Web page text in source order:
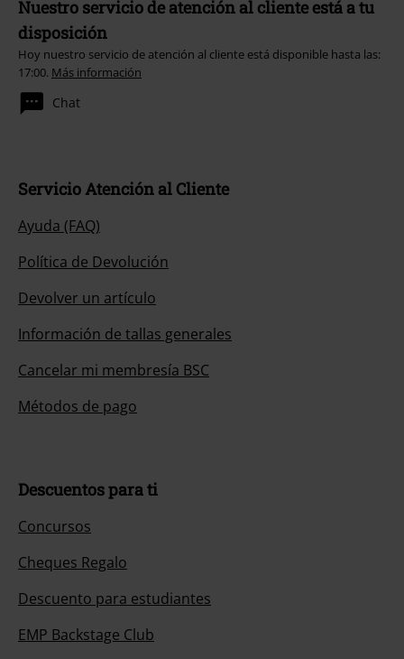
Nuestro servicio de atención al cliente está a tu
disposición
Hoy nuestro servicio de atención al cliente está disponible hasta las:
17:00. Más información
Chat
Servicio Atención al Cliente
Ayuda (FAQ)
Política de Devolución
Devolver un artículo
Información de tallas generales
Cancelar mi membresía BSC
Métodos de pago
Descuentos para ti
Concursos
Cheques Regalo
Descuento para estudiantes
EMP Backstage Club